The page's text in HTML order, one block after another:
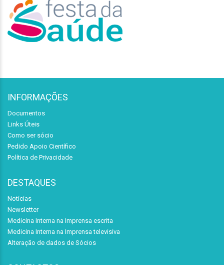
INFORMAÇÕES
Documentos
Links Úteis
Como ser sócio
Pedido Apoio Científico
Política de Privacidade
DESTAQUES
Notícias
Newsletter
Medicina Interna na Imprensa escrita
Medicina Interna na Imprensa televisiva
Alteração de dados de Sócios